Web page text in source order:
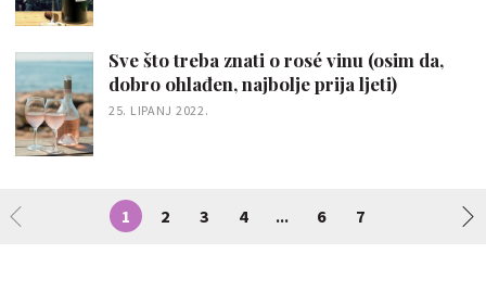
Sve što treba znati o rosé vinu (osim da,
dobro ohlađen, najbolje prija ljeti)
25. LIPANJ 2022.
1 2 3 4 ... 6 7